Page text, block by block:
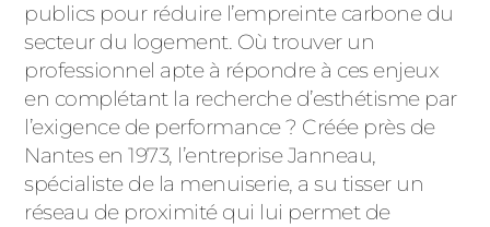
publics pour réduire l’empreinte carbone du
secteur du logement. Où trouver un
professionnel apte à répondre à ces enjeux
en complétant la recherche d’esthétisme par
l’exigence de performance ? Créée près de
Nantes en 1973, l’entreprise Janneau,
spécialiste de la menuiserie, a su tisser un
réseau de proximité qui lui permet de
ACIER